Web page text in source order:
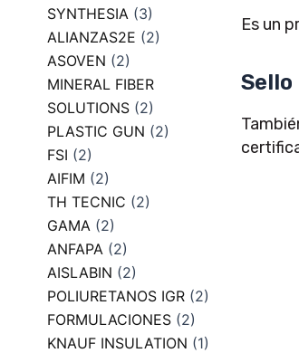
SYNTHESIA (3)
ALIANZAS2E (2)
ASOVEN (2)
MINERAL FIBER
SOLUTIONS (2)
PLASTIC GUN (2)
FSI (2)
AIFIM (2)
TH TECNIC (2)
GAMA (2)
ANFAPA (2)
AISLABIN (2)
POLIURETANOS IGR (2)
FORMULACIONES (2)
KNAUF INSULATION (1)
Es un